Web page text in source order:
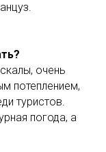
очень
потеплением,
туристов.
погода, а